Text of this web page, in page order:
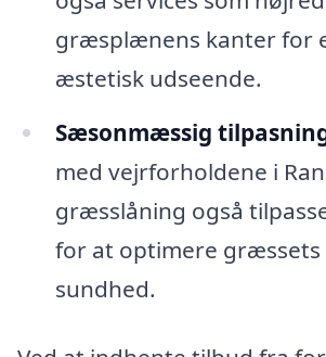
græsplænens kanter for
æstetisk udseende.
Sæsonmæssig
med vejrforholdene i
græsslåning også
for at optimere
sundhed.